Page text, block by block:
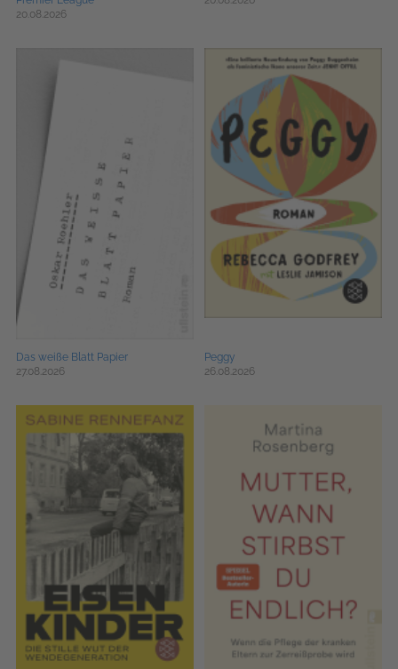
20.08.2026
Das weiße Blatt Papier
27.08.2026
Peggy
26.08.2026